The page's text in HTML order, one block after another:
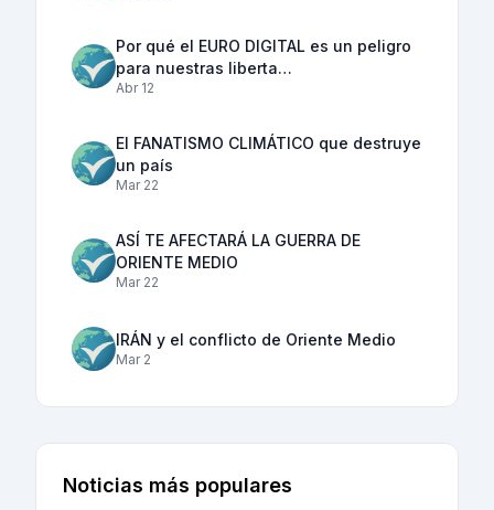
Por qué el EURO DIGITAL es un peligro
para nuestras liberta…
Abr 12
El FANATISMO CLIMÁTICO que destruye
un país
Mar 22
ASÍ TE AFECTARÁ LA GUERRA DE
ORIENTE MEDIO
Mar 22
IRÁN y el conflicto de Oriente Medio
Mar 2
Noticias más populares